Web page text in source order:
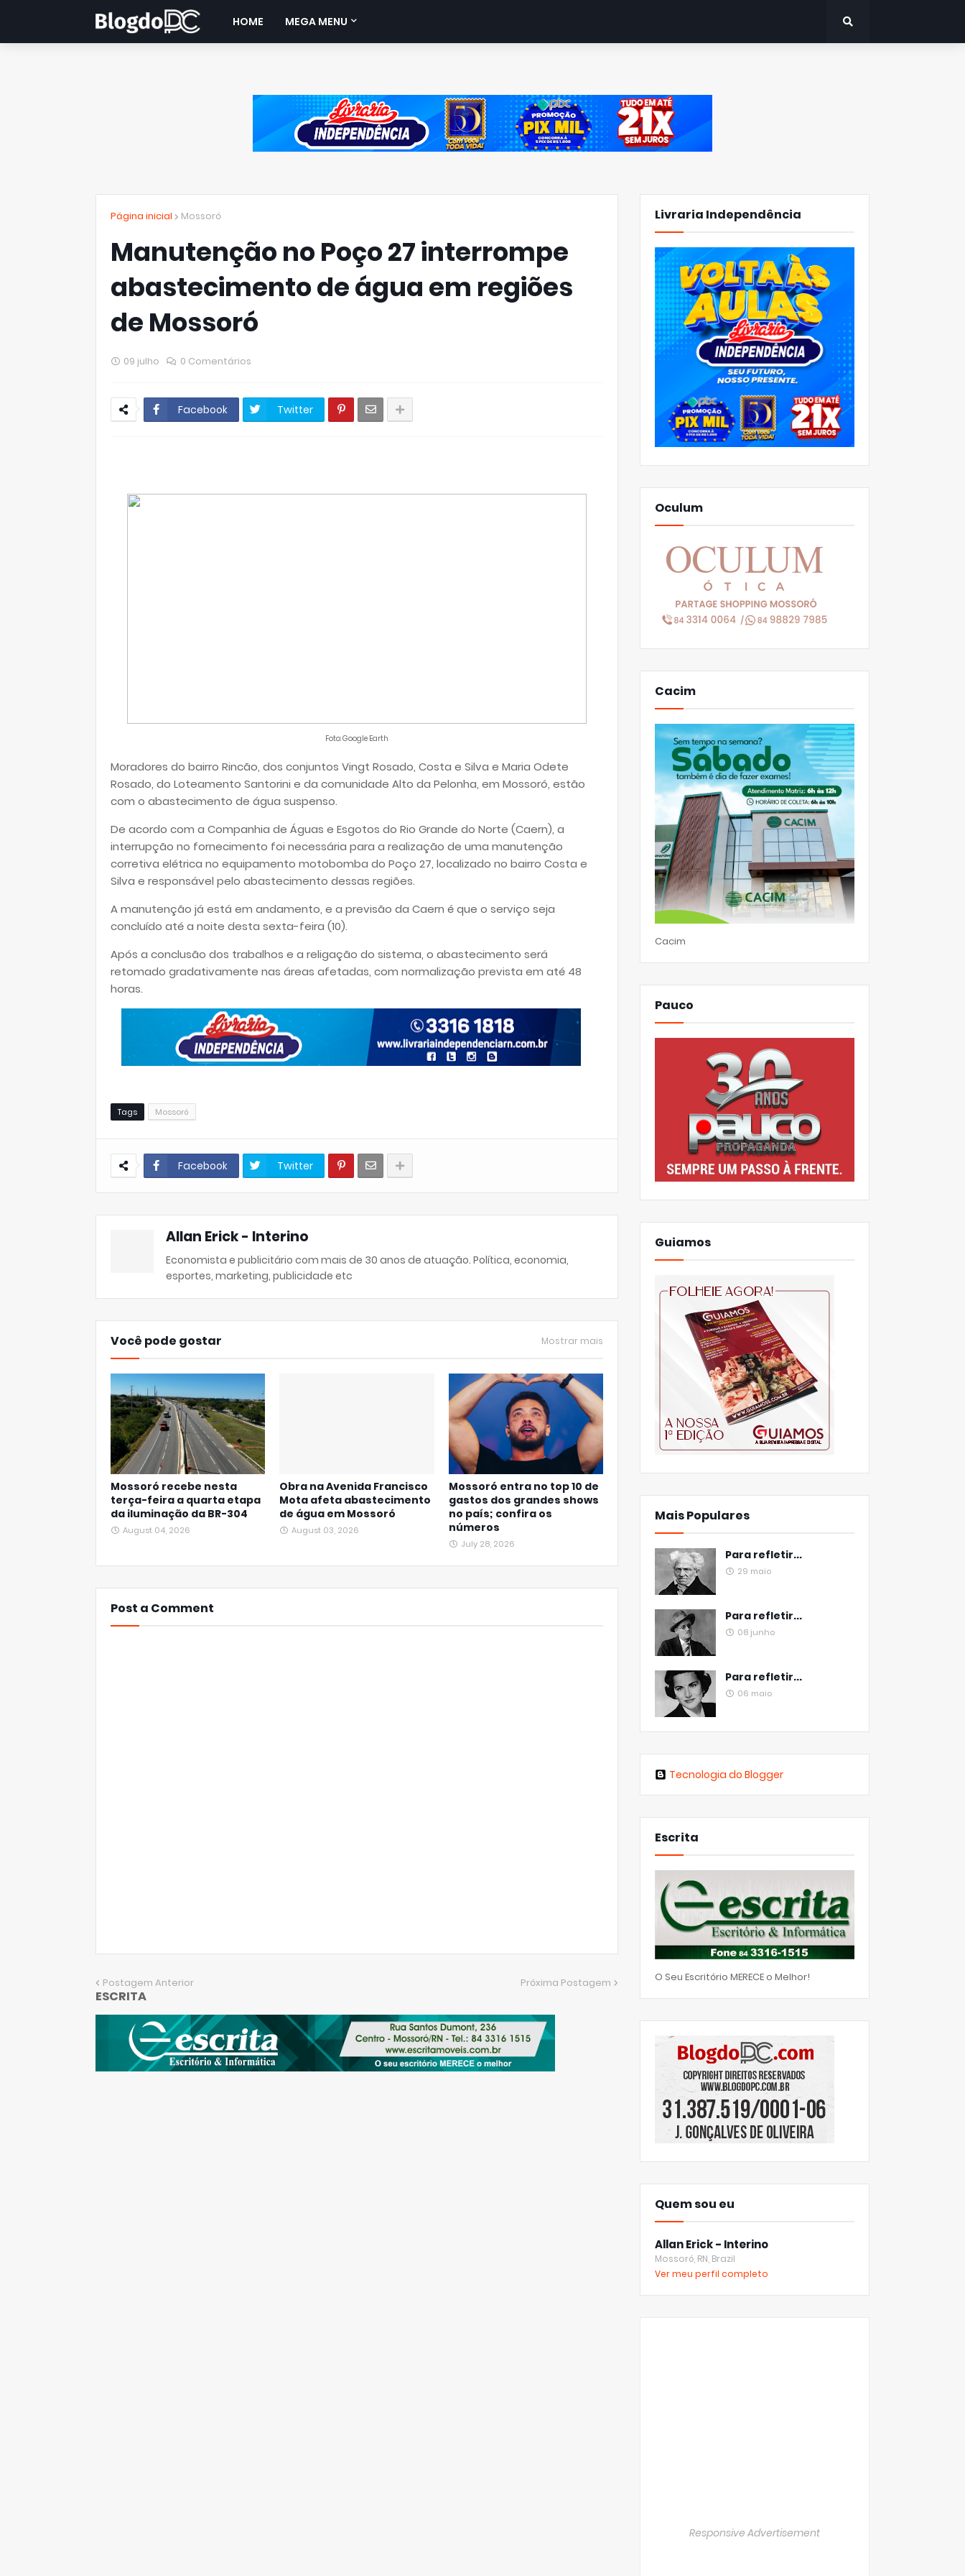
HOME MEGA MENU
Página inicial Mossoró
Manutenção no Poço 27 interrompe
abastecimento de água em regiões
de Mossoró
09 julho 0 Comentários
Facebook Twitter
Foto: Google Earth
Moradores do bairro Rincão, dos conjuntos Vingt Rosado, Costa e Silva e Maria Odete
Rosado, do Loteamento Santorini e da comunidade Alto da Pelonha, em Mossoró, estão
com o abastecimento de água suspenso.
De acordo com a Companhia de Águas e Esgotos do Rio Grande do Norte (Caern), a
interrupção no fornecimento foi necessária para a realização de uma manutenção
corretiva elétrica no equipamento motobomba do Poço 27, localizado no bairro Costa e
Silva e responsável pelo abastecimento dessas regiões.
A manutenção já está em andamento, e a previsão da Caern é que o serviço seja
concluído até a noite desta sexta-feira (10).
Após a conclusão dos trabalhos e a religação do sistema, o abastecimento será
retomado gradativamente nas áreas afetadas, com normalização prevista em até 48
horas.
Tags Mossoró
Facebook Twitter
Allan Erick - Interino
Economista e publicitário com mais de 30 anos de atuação. Política, economia,
esportes, marketing, publicidade etc
Você pode gostar Mostrar mais
Mossoró recebe nesta
terça-feira a quarta etapa
da iluminação da BR-304
August 04, 2026
Obra na Avenida Francisco
Mota afeta abastecimento
de água em Mossoró
August 03, 2026
Mossoró entra no top 10 de
gastos dos grandes shows
no país; confira os
números
July 28, 2026
Post a Comment
Postagem Anterior Próxima Postagem
ESCRITA
Livraria Independência
Oculum
Cacim
Cacim
Pauco
Guiamos
Mais Populares
Para refletir...
29 maio
Para refletir...
08 junho
Para refletir...
06 maio
Tecnologia do Blogger
Escrita
O Seu Escritório MERECE o Melhor!
Quem sou eu
Allan Erick - Interino
Mossoró, RN, Brazil
Ver meu perfil completo
Responsive Advertisement